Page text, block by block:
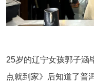
25岁的辽宁女孩郭子涵
点就到家》后知道了普